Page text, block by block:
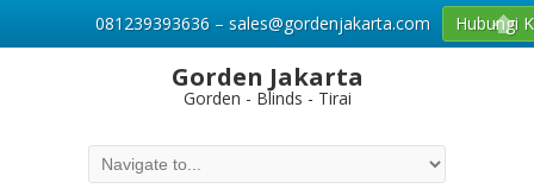
Gorden Jakarta
Gorden - Blinds - Tirai
081239393636 – sales@gordenjakarta.com Hubungi